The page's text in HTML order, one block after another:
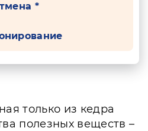
*
только из кедра
полезных веществ –